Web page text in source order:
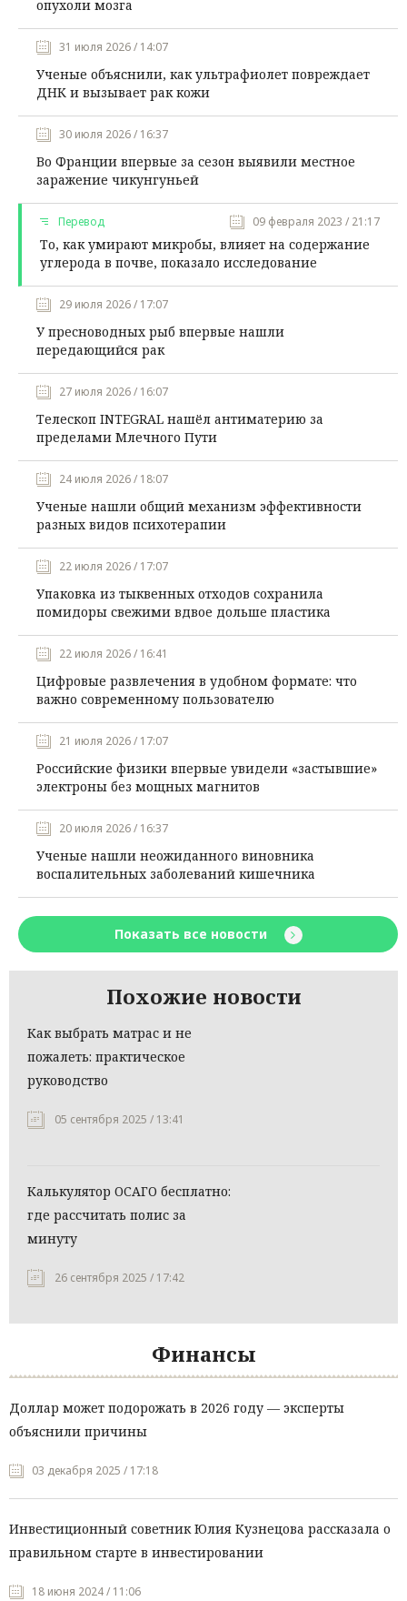
опухоли мозга
31 июля 2026 / 14:07
Ученые объяснили, как ультрафиолет повреждает
ДНК и вызывает рак кожи
30 июля 2026 / 16:37
Во Франции впервые за сезон выявили местное
заражение чикунгуньей
Перевод 09 февраля 2023 / 21:17
То, как умирают микробы, влияет на содержание
углерода в почве, показало исследование
29 июля 2026 / 17:07
У пресноводных рыб впервые нашли
передающийся рак
27 июля 2026 / 16:07
Телескоп INTEGRAL нашёл антиматерию за
пределами Млечного Пути
24 июля 2026 / 18:07
Ученые нашли общий механизм эффективности
разных видов психотерапии
22 июля 2026 / 17:07
Упаковка из тыквенных отходов сохранила
помидоры свежими вдвое дольше пластика
22 июля 2026 / 16:41
Цифровые развлечения в удобном формате: что
важно современному пользователю
21 июля 2026 / 17:07
Российские физики впервые увидели «застывшие»
электроны без мощных магнитов
20 июля 2026 / 16:37
Ученые нашли неожиданного виновника
воспалительных заболеваний кишечника
Показать все новости
Похожие новости
Как выбрать матрас и не
пожалеть: практическое
руководство
05 сентября 2025 / 13:41
Калькулятор ОСАГО бесплатно:
где рассчитать полис за
минуту
26 сентября 2025 / 17:42
Финансы
Доллар может подорожать в 2026 году — эксперты
объяснили причины
03 декабря 2025 / 17:18
Инвестиционный советник Юлия Кузнецова рассказала о
правильном старте в инвестировании
18 июня 2024 / 11:06